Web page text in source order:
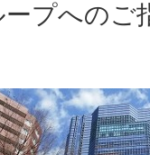
プへのご